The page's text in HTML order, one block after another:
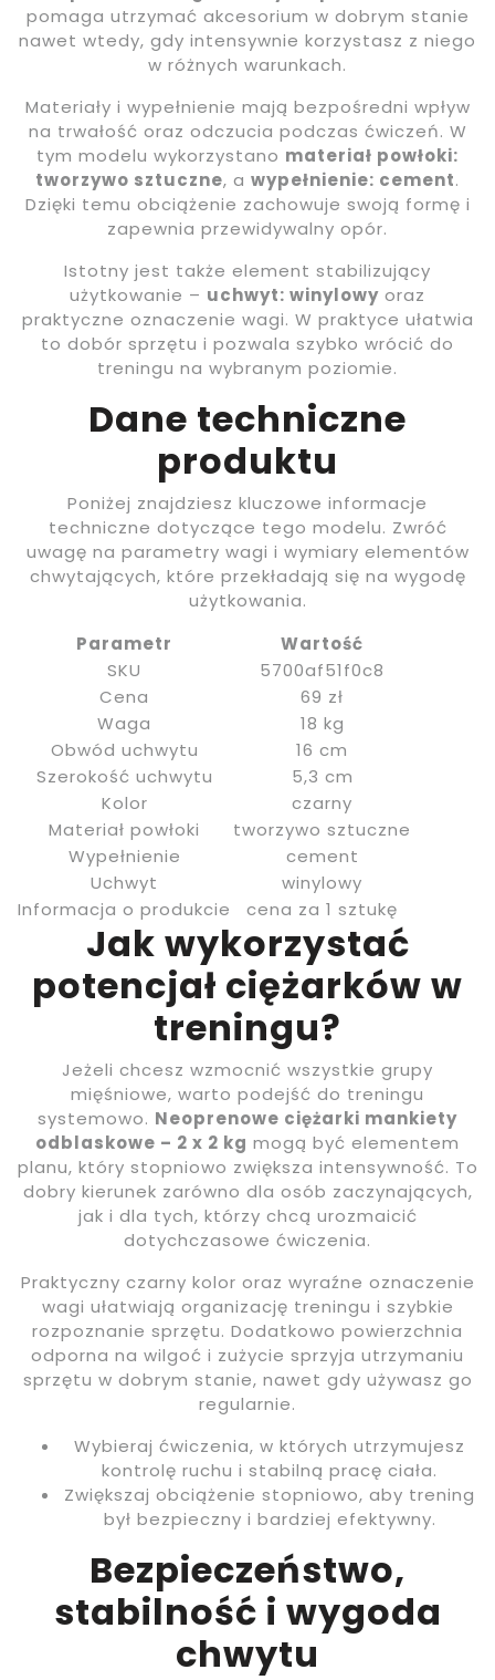
pomaga utrzymać akcesorium w dobrym stanie
nawet wtedy, gdy intensywnie korzystasz z niego
w różnych warunkach.
Materiały i wypełnienie mają bezpośredni wpływ
na trwałość oraz odczucia podczas ćwiczeń. W
tym modelu wykorzystano materiał powłoki:
tworzywo sztuczne, a wypełnienie: cement.
Dzięki temu obciążenie zachowuje swoją formę i
zapewnia przewidywalny opór.
Istotny jest także element stabilizujący
użytkowanie – uchwyt: winylowy oraz
praktyczne oznaczenie wagi. W praktyce ułatwia
to dobór sprzętu i pozwala szybko wrócić do
treningu na wybranym poziomie.
Dane techniczne
produktu
Poniżej znajdziesz kluczowe informacje
techniczne dotyczące tego modelu. Zwróć
uwagę na parametry wagi i wymiary elementów
chwytających, które przekładają się na wygodę
użytkowania.
Parametr
Wartość
SKU
5700af51f0c8
Cena
69 zł
Waga
18 kg
Obwód uchwytu
16 cm
Szerokość uchwytu
5,3 cm
Kolor
czarny
Materiał powłoki
tworzywo sztuczne
Wypełnienie
cement
Uchwyt
winylowy
Informacja o produkcie
cena za 1 sztukę
Jak wykorzystać
potencjał ciężarków w
treningu?
Jeżeli chcesz wzmocnić wszystkie grupy
mięśniowe, warto podejść do treningu
systemowo. Neoprenowe ciężarki mankiety
odblaskowe – 2 x 2 kg mogą być elementem
planu, który stopniowo zwiększa intensywność. To
dobry kierunek zarówno dla osób zaczynających,
jak i dla tych, którzy chcą urozmaicić
dotychczasowe ćwiczenia.
Praktyczny czarny kolor oraz wyraźne oznaczenie
wagi ułatwiają organizację treningu i szybkie
rozpoznanie sprzętu. Dodatkowo powierzchnia
odporna na wilgoć i zużycie sprzyja utrzymaniu
sprzętu w dobrym stanie, nawet gdy używasz go
regularnie.
Wybieraj ćwiczenia, w których utrzymujesz
kontrolę ruchu i stabilną pracę ciała.
Zwiększaj obciążenie stopniowo, aby trening
był bezpieczny i bardziej efektywny.
Bezpieczeństwo,
stabilność i wygoda
chwytu